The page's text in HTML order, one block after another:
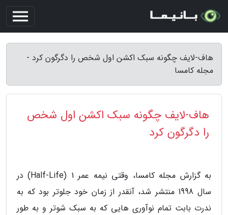
هاف-لایف چگونه سبک اکشن اول شخص را دگرگون کرد -
مجله کامسا
هاف-لایف چگونه سبک اکشن اول شخص
را دگرگون کرد
به گزارش مجله کامسا، وقتی نیمه عمر 1 (Half-Life) در
سال 1998 منتشر شد، آنقدر از زمان خود جلوتر بود که به
ندرت بابت تمام نوآوری هایی که به سبک شوتر و به طور